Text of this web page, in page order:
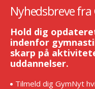
Nyhedsbreve
Hold dig
indenfor
skarp på
uddannelser.
Tilmeld dig GymNyt